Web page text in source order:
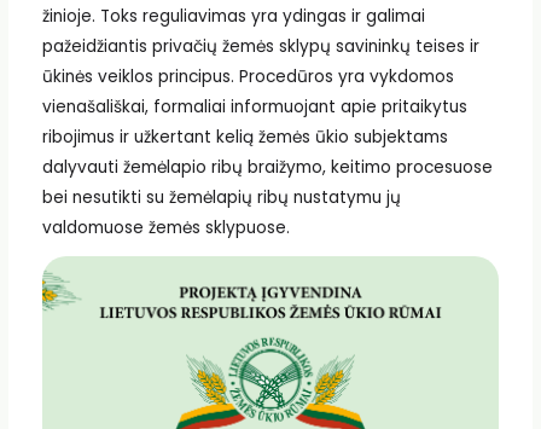
žinioje. Toks reguliavimas yra ydingas ir galimai
pažeidžiantis privačių žemės sklypų savininkų teises ir
ūkinės veiklos principus. Procedūros yra vykdomos
vienašališkai, formaliai informuojant apie pritaikytus
ribojimus ir užkertant kelią žemės ūkio subjektams
dalyvauti žemėlapio ribų braižymo, keitimo procesuose
bei nesutikti su žemėlapių ribų nustatymu jų
valdomuose žemės sklypuose.